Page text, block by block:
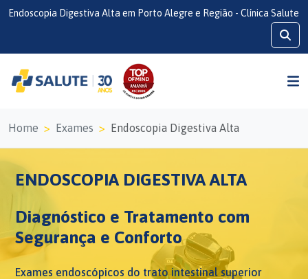
Endoscopia Digestiva Alta em Porto Alegre e Região - Clínica Salute
Home Exames Endoscopia Digestiva Alta
ENDOSCOPIA DIGESTIVA ALTA
Diagnóstico e Tratamento com
Segurança e Conforto
Exames endoscópicos do trato intestinal superior